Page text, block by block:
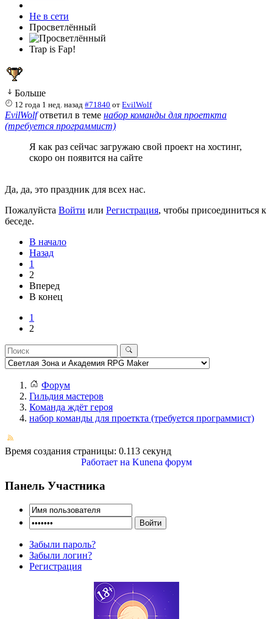
Не в сети
Просветлённый
Trap is Fap!
Больше
12 года 1 нед. назад #71840 отEvilWolf
EvilWolfответил в теме набор команды для проеткта
(требуется программист)
Я как раз сейчас загружаю свой проект на хостинг,
скоро он появится на сайте
Да, да, это праздник для всех нас.
Пожалуйста Войти или Регистрация, чтобы присоединиться к
беседе.
В начало
Назад
1
2
Вперед
В конец
1
2
Форум
Гильдия мастеров
Команда ждёт героя
набор команды для проеткта (требуется программист)
Время создания страницы: 0.113 секунд
Работает на Kunena форум
Панель Участника
Забыли пароль?
Забыли логин?
Регистрация